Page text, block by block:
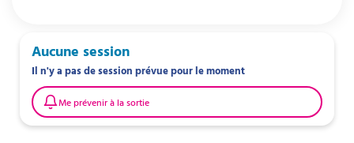
Aucune session
Il n'y a pas de session prévue pour le moment
Me prévenir à la sortie